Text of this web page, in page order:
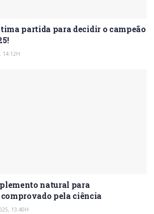
partida para decidir o campeão
14:12H
natural para
pela ciência
13:40H